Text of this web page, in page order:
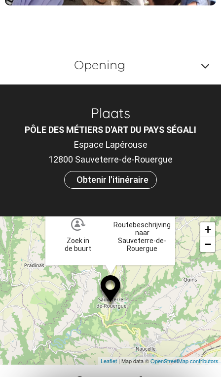
Opening
Plaats
PÔLE DES MÉTIERS D'ART DU PAYS SÉGALI
Espace Lapérouse
12800 Sauveterre-de-Rouergue
Obtenir l'itinéraire
Zoek in
de buurt
Routebeschrijving
naar
Sauveterre-de-
Rouergue
+
−
Leaflet | Map data ©OpenStreetMap contributors